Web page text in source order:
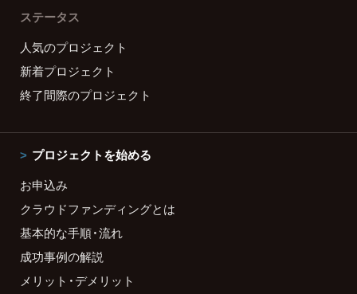
ステータス
人気のプロジェクト
新着プロジェクト
終了間際のプロジェクト
プロジェクトを始める
お申込み
クラウドファンディングとは
基本的な手順・流れ
成功事例の解説
メリット・デメリット